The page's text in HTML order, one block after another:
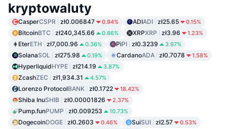
kryptowaluty
CasperCSPR zł0.006847 0.94% ADIADI zł25.65 0.15%
BitcoinBTC zł240,345.66 0.66% XRPXRP zł3.96 1.23%
EterETH zł7,000.96 0.36% PiPI zł0.3239 3.97%
SolanaSOL zł275.98 0.19% CardanoADA zł0.7078 1.58%
HyperliquidHYPE zł214.19 3.87%
ZcashZEC zł1,934.31 4.57%
Lorenzo ProtocolBANK zł0.1722 18.42%
Shiba InuSHIB zł0.00001826 2.37%
Pump.funPUMP zł0.009253 10.73%
DogecoinDOGE zł0.2603 0.46% SuiSUI zł2.57 0.53%